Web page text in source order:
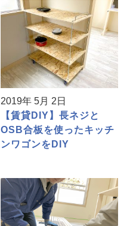
2019年 5月 2日
【賃貸DIY】長ネジと
OSB合板を使ったキッチ
ンワゴンをDIY